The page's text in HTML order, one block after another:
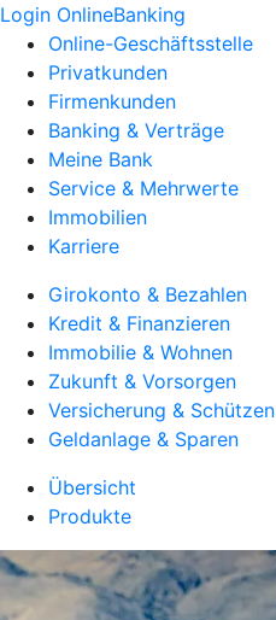
Login OnlineBanking
Online-Geschäftsstelle
Privatkunden
Firmenkunden
Banking & Verträge
Meine Bank
Service & Mehrwerte
Immobilien
Karriere
Girokonto & Bezahlen
Kredit & Finanzieren
Immobilie & Wohnen
Zukunft & Vorsorgen
Versicherung & Schützen
Geldanlage & Sparen
Übersicht
Produkte